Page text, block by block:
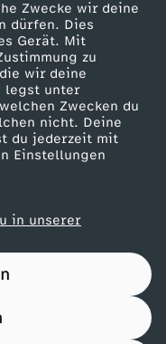
Zwecke wir deine
dürfen. Dies
Gerät. Mit
zu
wir deine
legst unter
Zwecken du
nicht. Deine
du jederzeit mit
Einstellungen
in unserer